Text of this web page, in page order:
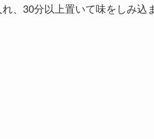
、30分以上置いて味をしみ込